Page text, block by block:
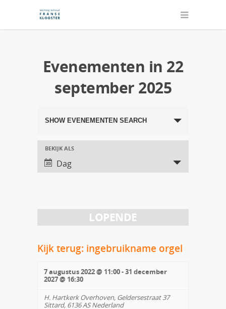
Evenementen in 22
september 2025
Evenementen
and
Views
SHOW EVENEMENTEN SEARCH
Evenement
Views
BEKIJK ALS
Dag
LOPENDE
Kijk terug: ingebruikname orgel
7 augustus 2022 @ 11:00-31 december
2027 @ 16:30
H. Hartkerk Overhoven, Geldersestraat 37
Sittard, 6136 AS Nederland